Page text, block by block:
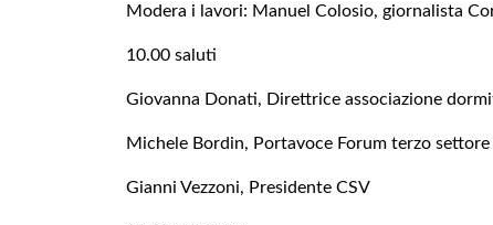
Modera i lavori: Manuel Colosio, giornalista
10.00 saluti
Giovanna Donati, Direttrice associazione
Michele Bordin, Portavoce Forum terzo settore
Gianni Vezzoni, Presidente CSV